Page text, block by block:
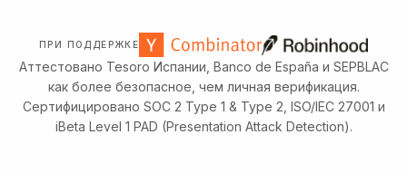
ПРИ ПОДДЕРЖКЕ
Аттестовано Tesoro Испании, Banco de España и SEPBLAC
как более безопасное, чем личная верификация.
Сертифицировано SOC 2 Type 1 & Type 2, ISO/IEC 27001 и
iBeta Level 1 PAD (Presentation Attack Detection).